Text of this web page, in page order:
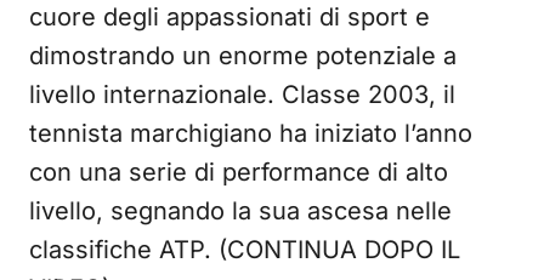
cuore degli appassionati di sport e
dimostrando un enorme potenziale a
livello internazionale. Classe 2003, il
tennista marchigiano ha iniziato l’anno
con una serie di performance di alto
livello, segnando la sua ascesa nelle
classifiche ATP. (CONTINUA DOPO IL